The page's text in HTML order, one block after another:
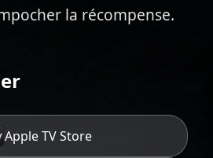
la récompense.
Apple TV Store